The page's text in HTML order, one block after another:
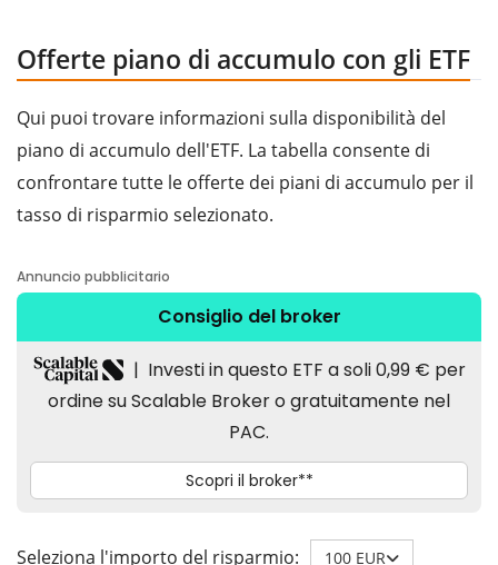
Offerte piano di accumulo con gli ETF
Qui puoi trovare informazioni sulla disponibilità del
piano di accumulo dell'ETF. La tabella consente di
confrontare tutte le offerte dei piani di accumulo per il
tasso di risparmio selezionato.
Seleziona l'importo del risparmio: 100 EUR